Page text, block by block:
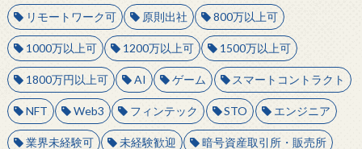
リモートワーク可 原則出社 800万以上可
1000万以上可 1200万以上可 1500万以上可
1800万円以上可 AI ゲーム スマートコントラクト
NFT Web3 フィンテック STO エンジニア
業界未経験可 未経験歓迎 暗号資産取引所・販売所